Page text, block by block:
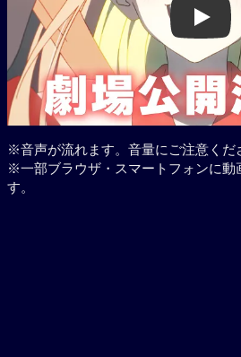
Play
※音声が流れます。音量にご注意くだ
※一部ブラウザ・スマートフォンに動
す。